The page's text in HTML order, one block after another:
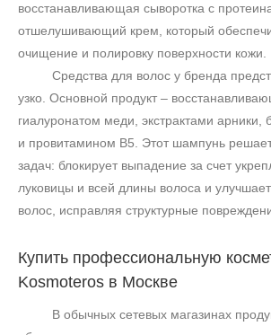
восстанавливающая сыворотка с
отшелушивающий крем, который
очищение и полировку поверхности кожи.
Средства для волос у бренда
узко. Основной продукт –
гиалуронатом меди, экстрактами
и провитамином B5. Этот шампунь
задач: блокирует выпадение за счет
луковицы и всей длины волоса и
волос, исправляя структурные
Купить профессиональную
Kosmoteros в Москве
В обычных сетевых магазинах